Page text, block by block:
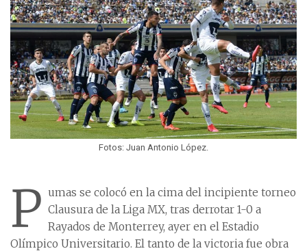
Fotos: Juan Antonio López.
P umas se colocó en la cima del incipiente torneo
Clausura de la Liga MX, tras derrotar 1-0 a
Rayados de Monterrey, ayer en el Estadio
Olímpico Universitario. El tanto de la victoria fue obra